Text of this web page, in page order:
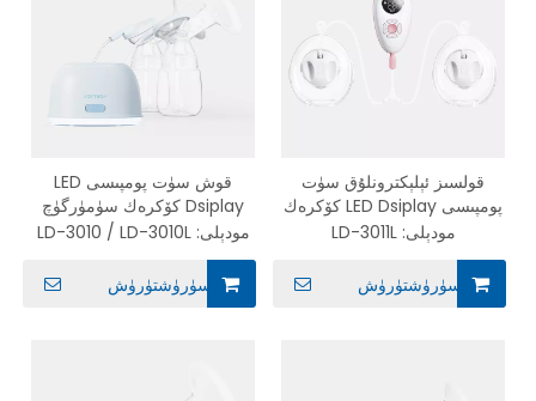
قولسىز ئېلېكترونلۇق سۈت
پومپىسى LED Dsiplay كۆكرەك
سۈمۈرگۈچ سۈت پومپىسى
مودېلى:LD-3011L
سۈرۈشتۈرۈش
قوش سۈت پومپىسى LED
Dsiplay كۆكرەك سۈمۈرگۈچ
سۈت پومپىسىمودېلى:LD-3010 / LD-3010L
سۈرۈشتۈرۈش